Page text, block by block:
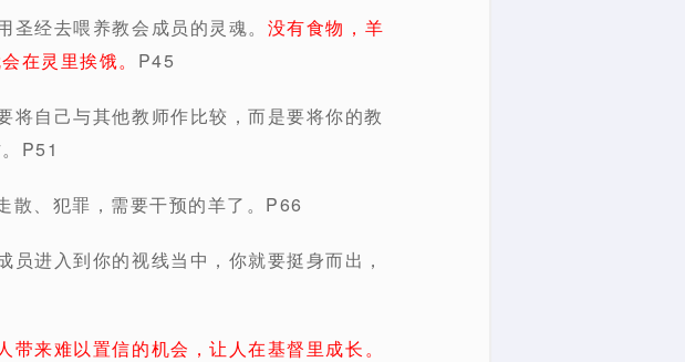
经去喂养教会成员的灵魂。 没有食物，羊
在灵里挨饿。 P45
自己与其他教师作比较，而是要将你的教
P51
散、犯罪，需要干预的羊了。P66
进入到你的视线当中，你就要挺身而出，
来难以置信的机会，让人在基督里成长。